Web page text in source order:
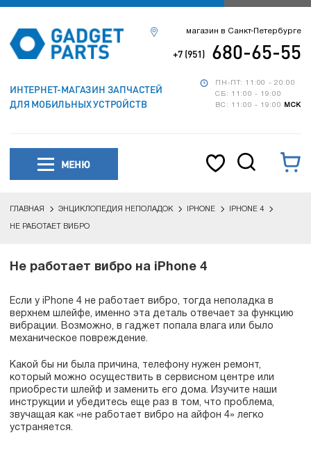
ИНТЕРНЕТ-МАГАЗИН ЗАПЧАСТЕЙ
ДЛЯ МОБИЛЬНЫХ УСТРОЙСТВ
ПН-ПТ: 11:00 - 20:00
СБ: 11:00 - 19:00
ВС: 11:00 - 19:00
МСК
магазин в Санкт-Петербурге
+7 (951) 680-65-55
МЕНЮ
ГЛАВНАЯ ЭНЦИКЛОПЕДИЯ НЕПОЛАДОК IPHONE IPHONE 4
НЕ РАБОТАЕТ ВИБРО
Не работает вибро на iPhone 4
Если у iPhone 4 не работает вибро, тогда неполадка в
верхнем шлейфе, именно эта деталь отвечает за функцию
вибрации. Возможно, в гаджет попала влага или было
механическое повреждение.
Какой бы ни была причина, телефону нужен ремонт,
который можно осуществить в сервисном центре или
приобрести шлейф и заменить его дома. Изучите наши
инструкции и убедитесь еще раз в том, что проблема,
звучащая как «не работает вибро на айфон 4» легко
устраняется.